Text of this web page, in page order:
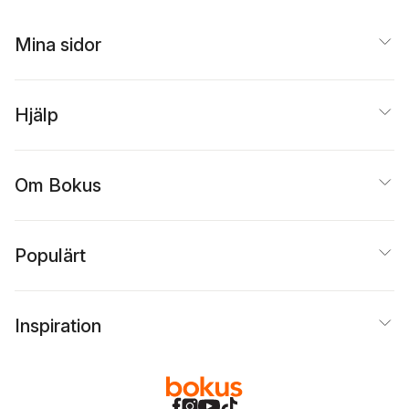
Mina sidor
Hjälp
Om Bokus
Populärt
Inspiration